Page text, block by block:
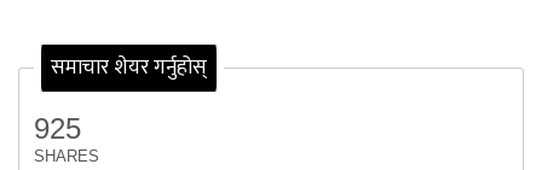
समाचार शेयर गर्नुहोस्
925
SHARES